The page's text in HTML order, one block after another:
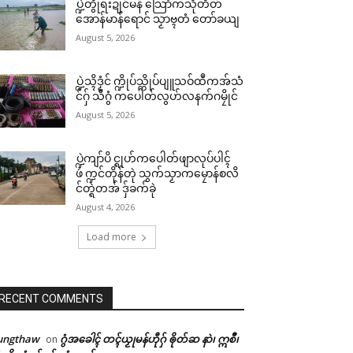
ပ္ဍဲတွဵုရးဍုင်မန် သြောံကသီုတိတ်
အောန်မာန်ရောင် သၟာဗ္ၚတံ တော်ခယျ
August 5, 2026
ပ္ဍဲသ္ၚိဒၟံင် က္ဍိုပ်သ္ကိုပ်ပျူသဝ်ထဳကအ်သံ
င်ဂှ် သီဂွံ ကပေါတ်လွဟ်လနက်ဂမၠိုင်
August 5, 2026
ပ္ဍဲကျာ်ပိ င္ရုဟ်ကပေါတ်ဖျာလုပ်ပါၚ်
ဖဴ က္ဍင်တိုန်တုဲ သွက်သၟာကမၠောန်စလိ
င်တ္ရဲတအ် ဒှ်ခက်ခုဲ
August 4, 2026
Load more
COMMENTS
on ဂွံအခေါၚ် တၚ်ယၟုမန်ဟီုဂှ် ၜိုတ်ဆ နာဲ၊ ဣစဳ၊